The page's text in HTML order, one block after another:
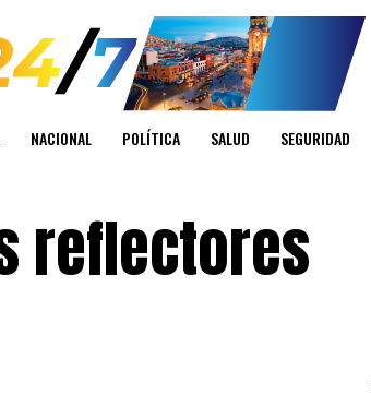
NACIONAL POLÍTICA SALUD SEGURIDAD
reflectores